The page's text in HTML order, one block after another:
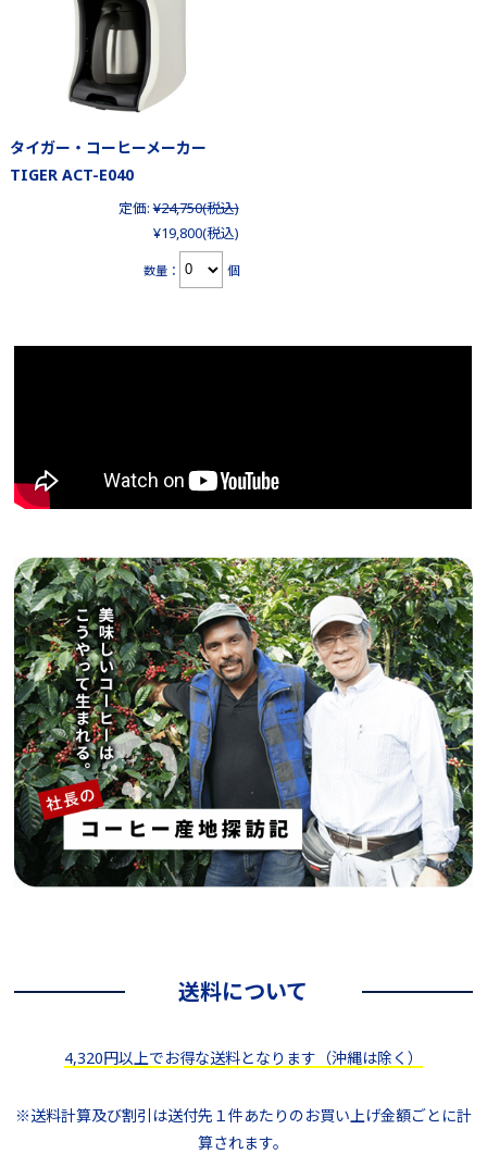
タイガー・コーヒーメーカー
TIGER ACT-E040
定価: ¥24,750(税込)
¥19,800(税込)
数量： 個
送料について
4,320円以上でお得な送料となります（沖縄は除く）
※送料計算及び割引は送付先１件あたりのお買い上げ金額ごとに計
算されます。